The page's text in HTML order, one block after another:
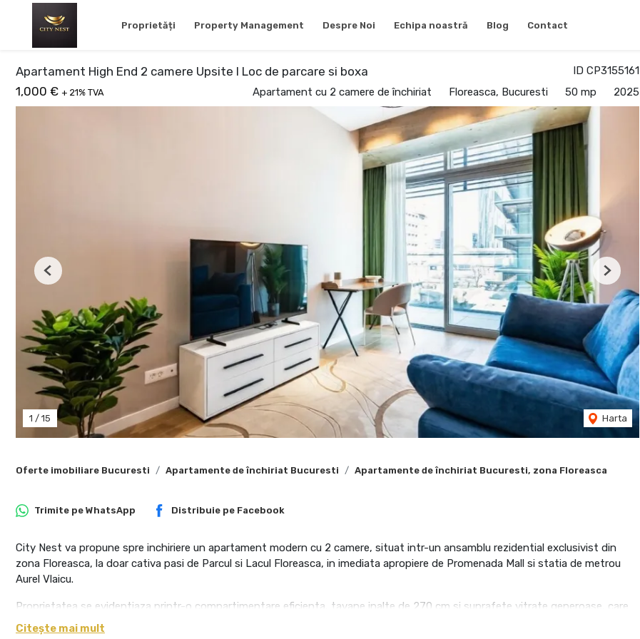
Proprietăți Property Management Despre Noi Echipa noastră Blog Contact
ID CP3155161
Apartament High End 2 camere Upsite I Loc de parcare si boxa
1,000 € + 21% TVA Apartament cu 2 camere de închiriat Floreasca, Bucuresti 50 mp 2025
1 / 15 Harta
Previous Next
Oferte imobiliare Bucuresti Apartamente de închiriat Bucuresti Apartamente de închiriat Bucuresti, zona Floreasca
Trimite pe WhatsApp Distribuie pe Facebook
City Nest va propune spre inchiriere un apartament modern cu 2 camere, situat intr-un ansamblu rezidential exclusivist din
zona Floreasca, la doar cativa pasi de Parcul si Lacul Floreasca, in imediata apropiere de Promenada Mall si statia de metrou
Aurel Vlaicu.
Proprietatea se evidentiaza printr-o compartimentare eficienta, tavane inalte de 270 cm si suprafete vitrate generoase, care
permit patrunderea abundenta a luminii naturale si creeaza o atmosfera aerisita si confortabila.
Citește mai mult